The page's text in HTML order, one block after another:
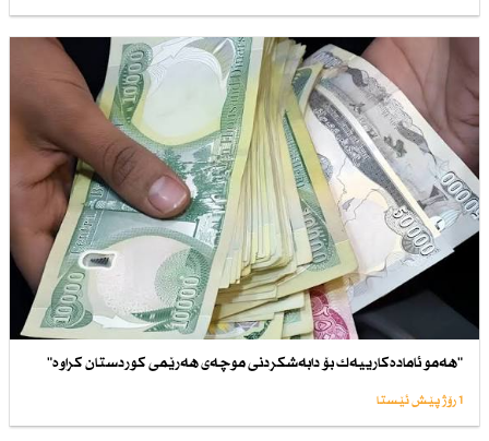
"هەمو ئامادەكارییەك بۆ دابەشكردنی موچەی هەرێمی كوردستان كراوە"
1 رۆژ پێش ئێستا